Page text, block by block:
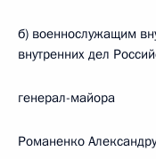
б) военнослужащим
внутренних дел
генерал-майора
Романенко